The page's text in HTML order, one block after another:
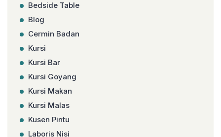
Bedside Table
Blog
Cermin Badan
Kursi
Kursi Bar
Kursi Goyang
Kursi Makan
Kursi Malas
Kusen Pintu
Laboris Nisi